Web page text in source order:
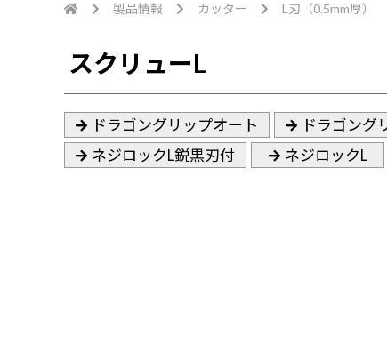
製品情報 カッター L刃（0.5mm厚）
スクリューL
ドラゴングリップオート ドラゴング
ネジロックL鋭黒刃付
ネジロックL